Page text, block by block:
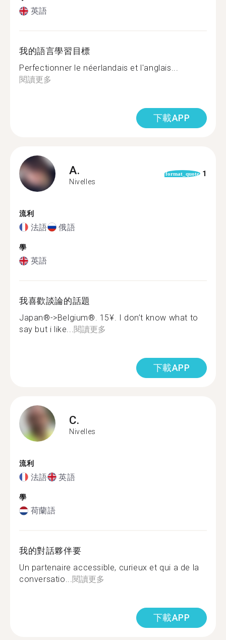
英語
我的語言學習目標
Perfectionner le néerlandais et l'anglais...
閱讀更多
下載APP
A.
Nivelles
format_quote 1
流利
法語 俄語
學
英語
我喜歡談論的話題
Japan®︎->Belgium®︎. 15¥. I don’t know what to
say but i like...閱讀更多
下載APP
C.
Nivelles
流利
法語 英語
學
荷蘭語
我的對話夥伴要
Un partenaire accessible, curieux et qui a de la
conversatio...閱讀更多
下載APP